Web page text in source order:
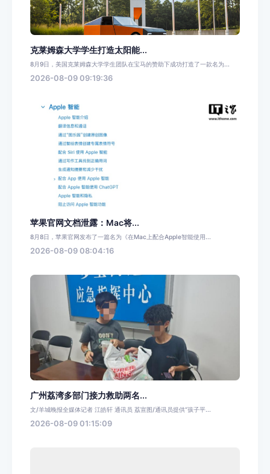
克莱姆森大学学生打造太阳能...
8月9日，美国克莱姆森大学学生团队在宝马的赞助下成功打造了一款名为...
2026-08-09 09:19:36
苹果官网文档泄露：Mac将...
8月8日，苹果官网发布了一篇名为《在Mac上配合Apple智能使用...
2026-08-09 08:04:16
广州荔湾多部门接力救助两名...
文/羊城晚报全媒体记者 江皓轩 通讯员 荔宣图/通讯员提供“孩子平...
2026-08-09 01:15:09